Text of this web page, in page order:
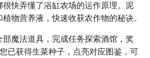
快弄懂了浴缸农场的运作原理。泥
物营养液，快速收获农作物的秘诀。
部魔法道具，完成任务探索酒馆，奖
已获得生菜种子，点亮对应图鉴，可